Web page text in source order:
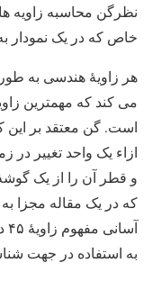
نظرگن محاسبه زاویه
خاص که در یک نمودار
هر زاویۀ هندسی به
می کند که مهمترین
است. گن معتقد بر این
ازاء یک واحد تغییر
و قطر آن را از یک
که در یک مقاله مجزا
به استفاده در جهت